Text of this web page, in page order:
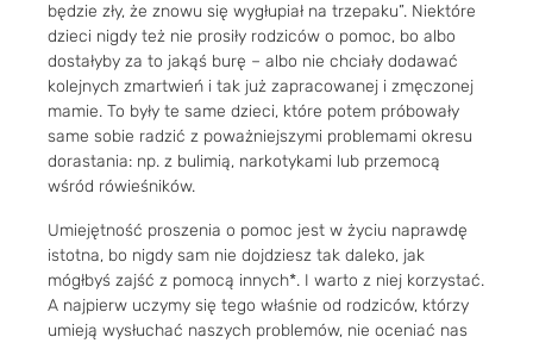
będzie zły, że znowu się wygłupiał na trzepaku”. Niektóre
dzieci nigdy też nie prosiły rodziców o pomoc, bo albo
dostałyby za to jakąś burę – albo nie chciały dodawać
kolejnych zmartwień i tak już zapracowanej i zmęczonej
mamie. To były te same dzieci, które potem próbowały
same sobie radzić z poważniejszymi problemami okresu
dorastania: np. z bulimią, narkotykami lub przemocą
wśród rówieśników.
Umiejętność proszenia o pomoc jest w życiu naprawdę
istotna, bo nigdy sam nie dojdziesz tak daleko, jak
mógłbyś zajść z pomocą innych*. I warto z niej korzystać.
A najpierw uczymy się tego właśnie od rodziców, którzy
umieją wysłuchać naszych problemów, nie oceniać nas